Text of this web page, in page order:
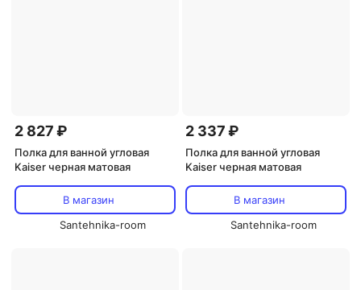
2 827 ₽
Полка для ванной угловая
Kaiser черная матовая
В магазин
Santehnika-room
2 337 ₽
Полка для ванной угловая
Kaiser черная матовая
В магазин
Santehnika-room